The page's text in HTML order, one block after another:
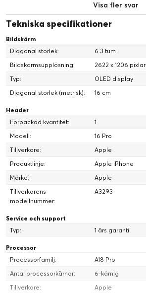
Visa fler svar
Tekniska specifikationer
Bildskärm
Diagonal storlek:
6.3 tum
Bildskärmsupplösning:
2622 x 1206 pixlar
Typ:
OLED display
Diagonal storlek (metrisk):
16 cm
Header
Förpackad kvantitet:
1
Modell:
16 Pro
Tillverkare:
Apple
Produktlinje:
Apple iPhone
Märke:
Apple
Tillverkarens
modellnummer:
A3293
Service och support
Typ:
1 års garanti
Processor
Processorfamilj:
A18 Pro
Antal processorkärnor:
6-kärnig
Tillverkare:
Apple